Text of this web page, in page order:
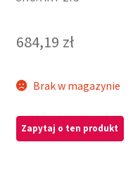
684,19 zł
Brak w magazynie